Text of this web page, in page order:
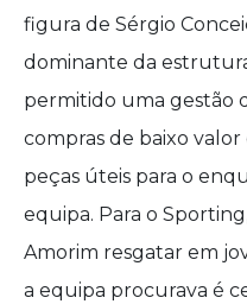
figura de Sérgio
dominante da
permitido uma gestão
compras de baixo
peças úteis para o
equipa. Para o
Amorim resgatar em
a equipa procurava é